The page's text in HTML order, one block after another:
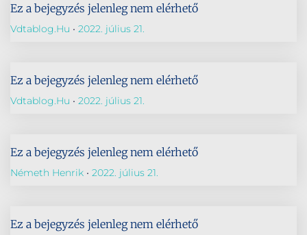
Ez a bejegyzés jelenleg nem elérhető
Vdtablog.hu 2022. július 21.
Ez a bejegyzés jelenleg nem elérhető
Vdtablog.hu 2022. július 21.
Ez a bejegyzés jelenleg nem elérhető
Németh Henrik 2022. július 21.
Ez a bejegyzés jelenleg nem elérhető